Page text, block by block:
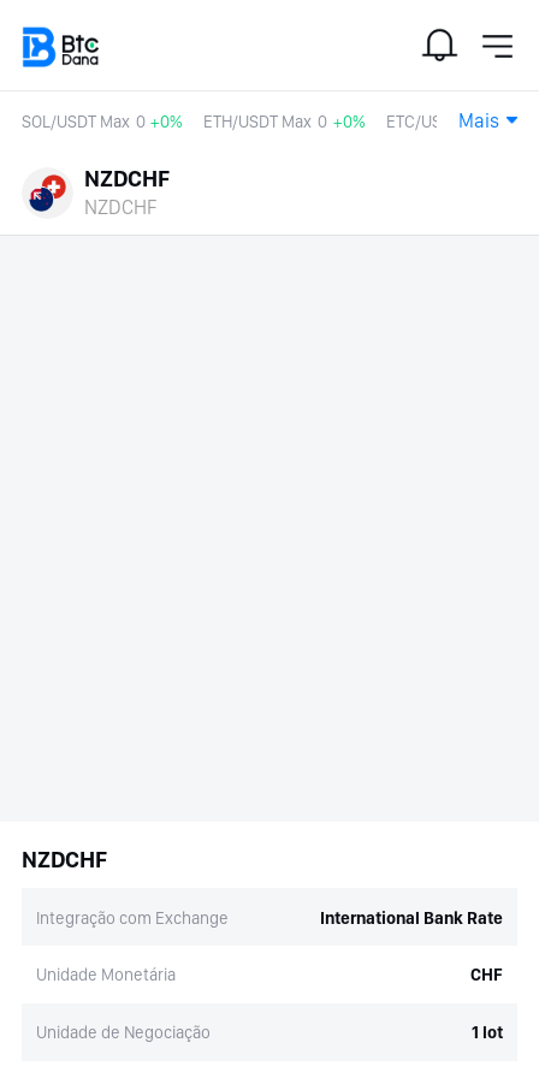
SOL/USDT Max 0 +0% ETH/USDT Max 0 +0% ETC/USDT 0 +0%
Mais
NZDCHF
NZDCHF
NZDCHF
Integração com Exchange International Bank Rate
Unidade Monetária CHF
Unidade de Negociação 1 lot